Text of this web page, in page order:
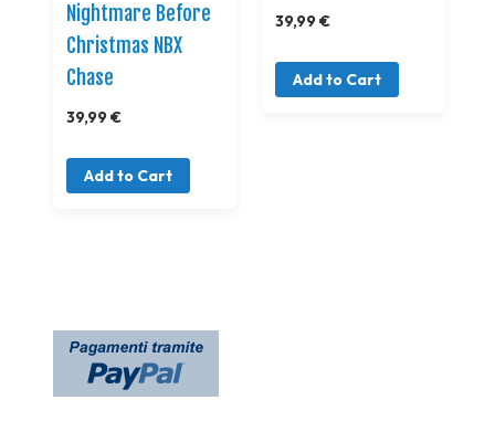
Nightmare Before
Christmas NBX
Chase
39,99 €
Add to Cart
39,99 €
Add to Cart